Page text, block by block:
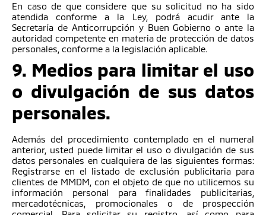
En caso de que considere que su solicitud no ha sido
atendida conforme a la Ley, podrá acudir ante la
Secretaría de Anticorrupción y Buen Gobierno o ante la
autoridad competente en materia de protección de datos
personales, conforme a la legislación aplicable.
9. Medios para limitar el uso
o divulgación de sus datos
personales.
Además del procedimiento contemplado en el numeral
anterior, usted puede limitar el uso o divulgación de sus
datos personales en cualquiera de las siguientes formas:
Registrarse en el listado de exclusión publicitaria para
clientes de MMDM, con el objeto de que no utilicemos su
información personal para finalidades publicitarias,
mercadotécnicas, promocionales o de prospección